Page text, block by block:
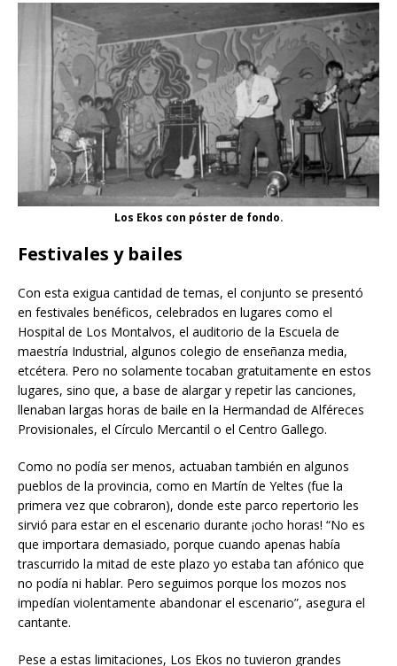
Los Ekos con póster de fondo.
Festivales y bailes
Con esta exigua cantidad de temas, el conjunto se presentó
en festivales benéficos, celebrados en lugares como el
Hospital de Los Montalvos, el auditorio de la Escuela de
maestría Industrial, algunos colegio de enseñanza media,
etcétera. Pero no solamente tocaban gratuitamente en estos
lugares, sino que, a base de alargar y repetir las canciones,
llenaban largas horas de baile en la Hermandad de Alféreces
Provisionales, el Círculo Mercantil o el Centro Gallego.
Como no podía ser menos, actuaban también en algunos
pueblos de la provincia, como en Martín de Yeltes (fue la
primera vez que cobraron), donde este parco repertorio les
sirvió para estar en el escenario durante ¡ocho horas! “No es
que importara demasiado, porque cuando apenas había
trascurrido la mitad de este plazo yo estaba tan afónico que
no podía ni hablar. Pero seguimos porque los mozos nos
impedían violentamente abandonar el escenario”, asegura el
cantante.
Pese a estas limitaciones, Los Ekos no tuvieron grandes